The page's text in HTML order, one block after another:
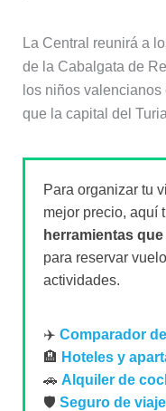
La Central reunirá a
de la Cabalgata de
los niños
que la capital del
Para organizar tu
mejor precio, aquí
herramientas
para reservar
actividades.
✈️ Comparador
🏨 Hoteles y
🚗 Alquiler de
🛡️ Seguro de